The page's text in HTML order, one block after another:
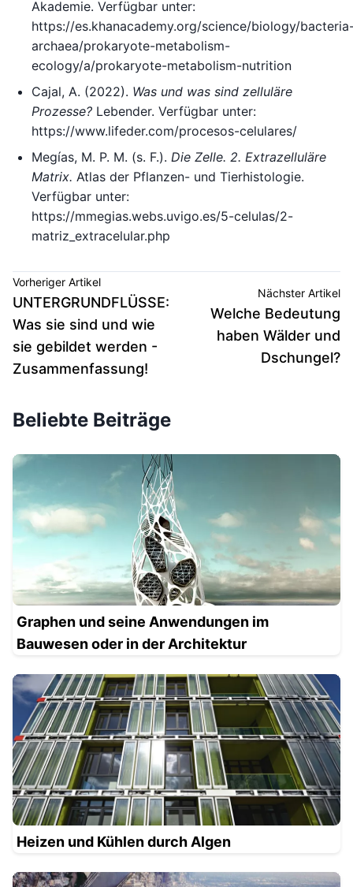
Akademie. Verfügbar unter:
https://es.khanacademy.org/science/biology/
archaea/prokaryote-metabolism-
ecology/a/prokaryote-metabolism-nutrition
Cajal, A. (2022). Was und was sind zelluläre
Prozesse? Lebender. Verfügbar unter:
https://www.lifeder.com/procesos-celulares/
Megías, M. P. M. (s. F.). Die Zelle. 2. Extrazelluläre
Matrix. Atlas der Pflanzen- und Tierhistologie.
Verfügbar unter:
https://mmegias.webs.uvigo.es/5-celulas/2-
matriz_extracelular.php
Vorheriger Artikel
UNTERGRUNDFLÜSSE:
Was sie sind und wie
sie gebildet werden -
Zusammenfassung!
Nächster Artikel
Welche Bedeutung
haben Wälder und
Dschungel?
Beliebte Beiträge
Graphen und seine Anwendungen im
Bauwesen oder in der Architektur
Heizen und Kühlen durch Algen